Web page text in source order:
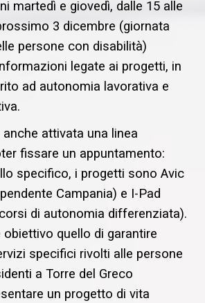
martedì e giovedì, dalle 15 alle
3 dicembre (giornata
persone con disabilità)
legate ai progetti, in
ad autonomia lavorativa e
attivata una linea
fissare un appuntamento:
specifico, i progetti sono Avic
Campania) e I-Pad
di autonomia differenziata).
quello di garantire
specifici rivolti alle persone
a Torre del Greco
un progetto di vita